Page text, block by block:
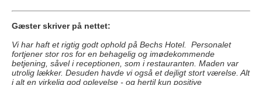
Gæster skriver på nettet:
Vi har haft et rigtig godt ophold på Bechs Hotel. Personalet
fortjener stor ros for en behagelig og imødekommende
betjening, såvel i receptionen, som i restauranten. Maden var
utrolig lækker. Desuden havde vi også et dejligt stort værelse. Alt
i alt en virkelig god oplevelse - og hertil kun positive